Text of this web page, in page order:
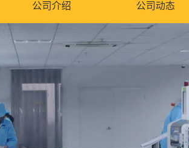
公司介绍 公司动态